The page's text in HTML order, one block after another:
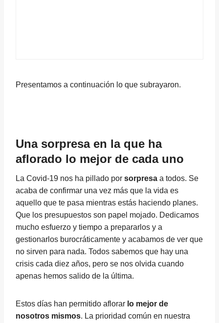
Presentamos a continuación lo que subrayaron.
Una sorpresa en la que ha
aflorado lo mejor de cada uno
La Covid-19 nos ha pillado por sorpresa a todos. Se
acaba de confirmar una vez más que la vida es
aquello que te pasa mientras estás haciendo planes.
Que los presupuestos son papel mojado. Dedicamos
mucho esfuerzo y tiempo a prepararlos y a
gestionarlos burocráticamente y acabamos de ver que
no sirven para nada. Todos sabemos que hay una
crisis cada diez años, pero se nos olvida cuando
apenas hemos salido de la última.
Estos días han permitido aflorar lo mejor de
nosotros mismos. La prioridad común en nuestra